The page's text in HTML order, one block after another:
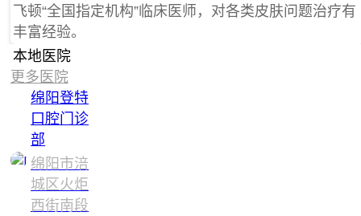
飞顿“全国指定机构”临床医师，对各类皮肤问题治疗有
丰富经验。
本地医院
更多医院
绵阳登特
口腔门诊
部
绵阳市涪
城区火炬
西街南段